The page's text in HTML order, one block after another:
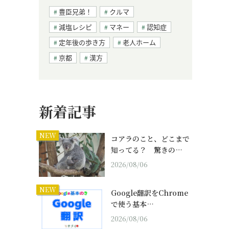
豊臣兄弟！
クルマ
減塩レシピ
マネー
認知症
定年後の歩き方
老人ホーム
京都
漢方
新着記事
NEW
コアラのこと、どこまで
知ってる？ 驚きの…
2026/08/06
NEW
Google翻訳をChrome
で使う基本…
2026/08/06